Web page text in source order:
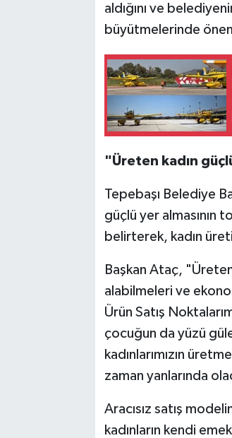
aldığını ve
büyütmelerinde
"Üreten kadın
Tepebaşı Belediye
güçlü yer almasının
belirterek, kadın
Başkan Ataç, "Üreten
alabilmeleri ve
Ürün Satış
çocuğun da yüzü
kadınlarımızın
zaman yanlarında
Aracısız satış
kadınların kendi